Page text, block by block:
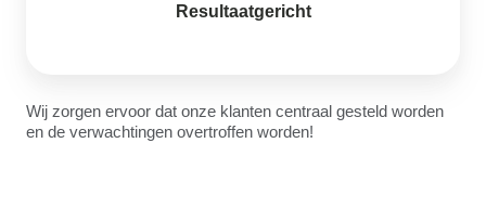
Resultaatgericht
Wij zorgen ervoor dat onze klanten centraal gesteld worden
en de verwachtingen overtroffen worden!